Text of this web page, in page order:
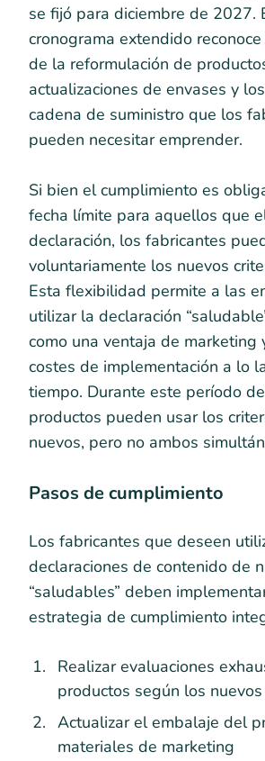
se fijó para diciembre de 2027.
cronograma extendido
de la reformulación de
actualizaciones de envases y
cadena de suministro que los
pueden necesitar emprender.
Si bien el cumplimiento es
fecha límite para aquellos que
declaración, los fabricantes
voluntariamente los nuevos
Esta flexibilidad permite a las
utilizar la declaración
como una ventaja de marketing
costes de implementación a lo
tiempo. Durante este período
productos pueden usar los
nuevos, pero no ambos
Pasos de cumplimiento
Los fabricantes que deseen
declaraciones de contenido de
“saludables” deben
estrategia de cumplimiento
Realizar evaluaciones
productos según los
Actualizar el embalaje del
materiales de marketing